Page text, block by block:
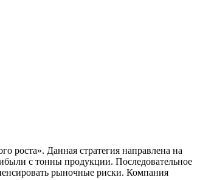
роста». Данная стратегия направлена на
с тонны продукции. Последовательное
рыночные риски. Компания